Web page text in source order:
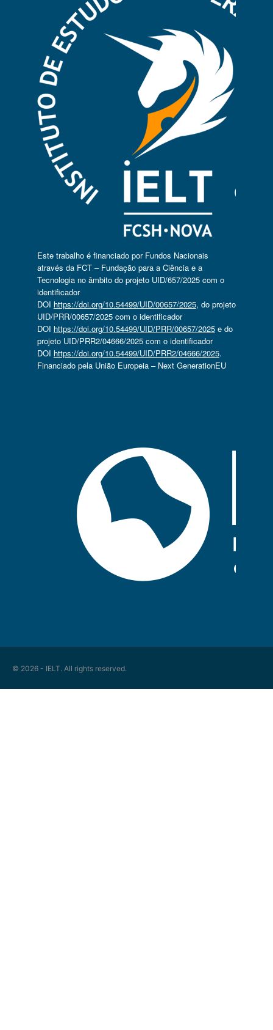
Este trabalho é financiado por Fundos Nacionais
através da FCT – Fundação para a Ciência e a
Tecnologia no âmbito do projeto UID/657/2025 com o
identificador
DOI https://doi.org/10.54499/UID/00657/2025, do projeto
UID/PRR/00657/2025 com o identificador
DOI https://doi.org/10.54499/UID/PRR/00657/2025e do
projeto UID/PRR2/04666/2025 com o identificador
DOI https://doi.org/10.54499/UID/PRR2/04666/2025.
Financiado pela União Europeia – Next GenerationEU
© 2026 - IELT. All rights reserved.